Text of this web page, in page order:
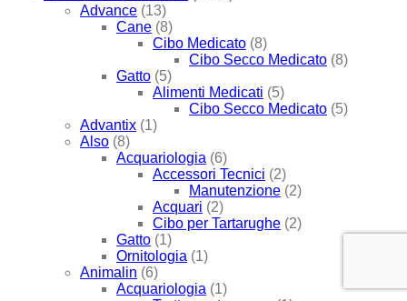
Advance (13)
Cane (8)
Cibo Medicato (8)
Cibo Secco Medicato (8)
Gatto (5)
Alimenti Medicati (5)
Cibo Secco Medicato (5)
Advantix (1)
Also (8)
Acquariologia (6)
Accessori Tecnici (2)
Manutenzione (2)
Acquari (2)
Cibo per Tartarughe (2)
Gatto (1)
Ornitologia (1)
Animalin (6)
Acquariologia (1)